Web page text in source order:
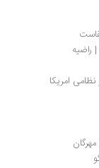
درباره توبی؛ کرگدنی که می‌خواست با همه بازی کند | راضیه
نشست نقد و بررسی جنگ پنهان: اسنادی از حضور نظامی امریکا